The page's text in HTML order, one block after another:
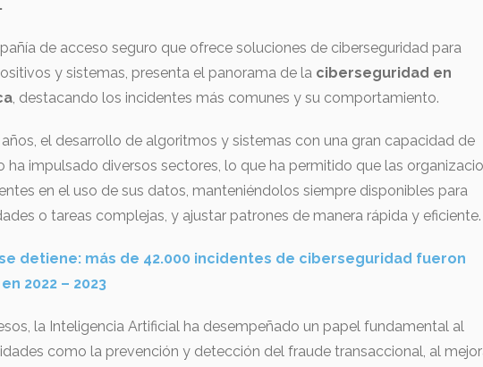
de acceso seguro que ofrece soluciones de ciberseguridad para
y sistemas, presenta el panorama de la ciberseguridad en
, destacando los incidentes más comunes y su comportamiento.
el desarrollo de algoritmos y sistemas con una gran capacidad de
ha impulsado diversos sectores, lo que ha permitido que las
en el uso de sus datos, manteniéndolos siempre disponibles para
o tareas complejas, y ajustar patrones de manera rápida y eficiente.
detiene: más de 42.000 incidentes de ciberseguridad fueron
2022 – 2023
la Inteligencia Artificial ha desempeñado un papel fundamental al
como la prevención y detección del fraude transaccional, al